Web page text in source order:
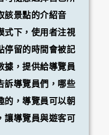
該景點的介紹音
式下，使用者注視
停留的時間會被記
據，提供給導覽員
訴導覽員們，哪些
的，導覽員可以朝
讓導覽員與遊客可